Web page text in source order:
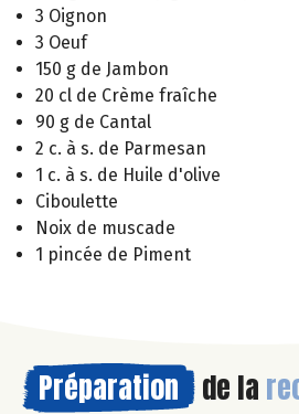
3 Oignon
3 Oeuf
150 g de Jambon
20 cl de Crème fraîche
90 g de Cantal
2 c. à s. de Parmesan
1 c. à s. de Huile d'olive
Ciboulette
Noix de muscade
1 pincée de Piment
Préparation de la